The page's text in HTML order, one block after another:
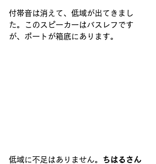
付帯音は消えて、低域が出てきまし
た。このスピーカーはバスレフです
が、ポートが箱底にあります。
低域に不足はありません。
ちはるさん